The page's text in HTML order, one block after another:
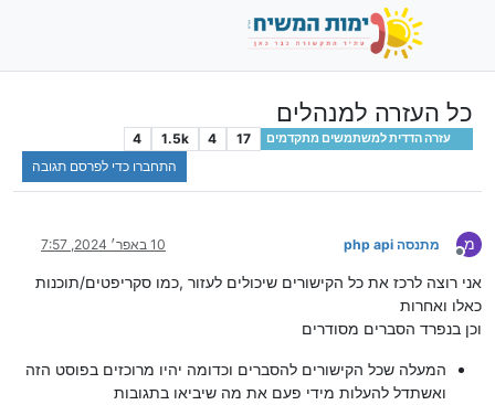
כל העזרה למנהלים
עזרה הדדית למשתמשים מתקדמים 17
4
1.5k
4
התחברו כדי לפרסם תגובה
מ
מנותק
מתנסה php api 10 באפר׳ 2024, 7:57
אני רוצה לרכז את כל הקישורים שיכולים לעזור ,כמו סקריפטים/תוכנות
כאלו ואחרות
וכן בנפרד הסברים מסודרים
המעלה שכל הקישורים להסברים וכדומה יהיו מרוכזים בפוסט הזה
ואשתדל להעלות מידי פעם את מה שיביאו בתגובות